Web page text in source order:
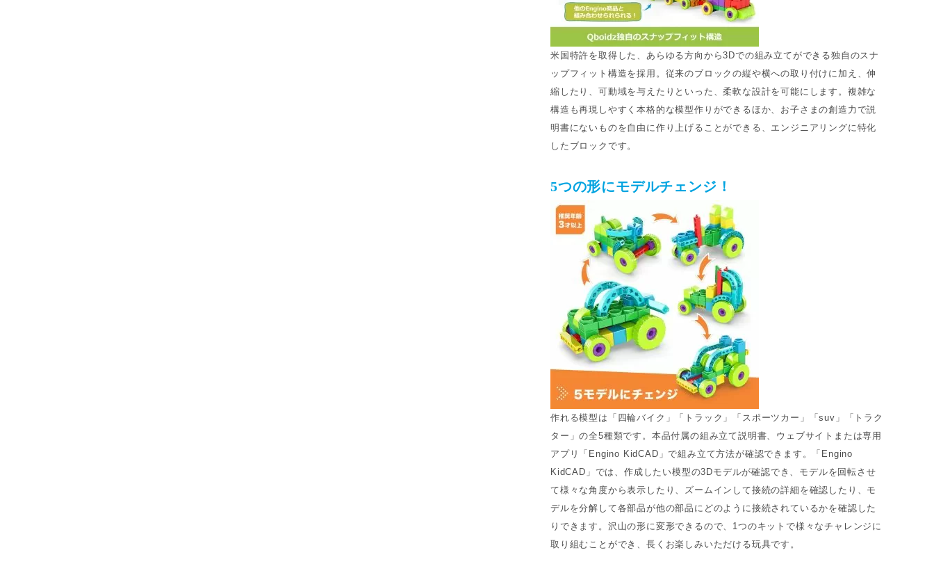
米国特許を取得した、あらゆる方向から3Dでの組み立てができる独自のスナ
ップフィット構造を採用。従来のブロックの縦や横への取り付けに加え、伸
縮したり、可動域を与えたりといった、柔軟な設計を可能にします。複雑な
構造も再現しやすく本格的な模型作りができるほか、お子さまの創造力で説
明書にないものを自由に作り上げることができる、エンジニアリングに特化
したブロックです。
5つの形にモデルチェンジ！
作れる模型は「四輪バイク」「トラック」「スポーツカー」「suv」「トラク
ター」の全5種類です。本品付属の組み立て説明書、ウェブサイトまたは専用
アプリ「Engino KidCAD」で組み立て方法が確認できます。「Engino
KidCAD」では、作成したい模型の3Dモデルが確認でき、モデルを回転させ
て様々な角度から表示したり、ズームインして接続の詳細を確認したり、モ
デルを分解して各部品が他の部品にどのように接続されているかを確認した
りできます。沢山の形に変形できるので、1つのキットで様々なチャレンジに
取り組むことができ、長くお楽しみいただける玩具です。